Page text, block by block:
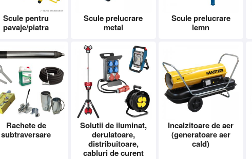
Scule pentru
pavaje/piatra
Scule prelucrare
metal
Scule prelucrare
lemn
Rachete de
subtraversare
Solutii de iluminat,
derulatoare,
distribuitoare,
cabluri de curent
Incalzitoare de aer
(generatoare aer
cald)